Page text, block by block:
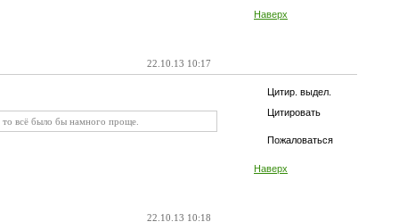
Наверх
22.10.13 10:17
Цитир. выдел.
Цитировать
Пожаловаться
Наверх
всё было бы намного проще.
22.10.13 10:18